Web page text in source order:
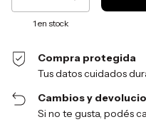
1 en stock
Compra protegida
Tus datos cuidados
Cambios y
Si no te gusta, podés